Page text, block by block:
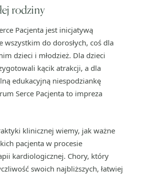
rodziny
Pacjenta jest inicjatywą
wszystkim do dorosłych, coś dla
dzieci i młodzież. Dla dzieci
kącik atrakcji, a dla
edukacyjną niespodziankę
Serce Pacjenta to impreza
klinicznej wiemy, jak ważne
pacjenta w procesie
kardiologicznej. Chory, który
swoich najbliższych, łatwiej